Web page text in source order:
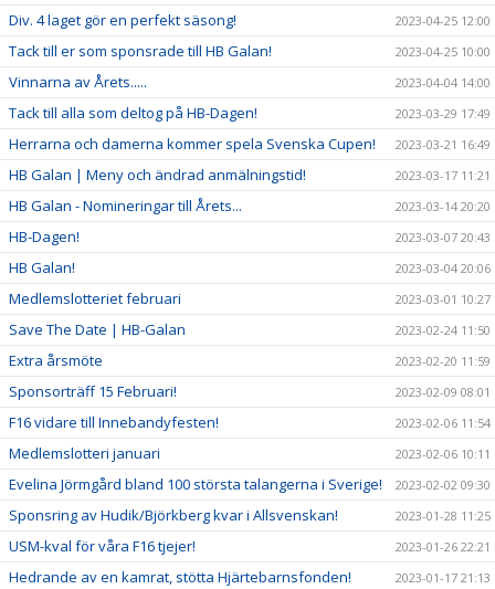
Div. 4 laget gör en perfekt säsong! 2023-04-25 12:00
Tack till er som sponsrade till HB Galan! 2023-04-25 10:00
Vinnarna av Årets..... 2023-04-04 14:00
Tack till alla som deltog på HB-Dagen! 2023-03-29 17:49
Herrarna och damerna kommer spela Svenska Cupen! 2023-03-21 16:49
HB Galan | Meny och ändrad anmälningstid! 2023-03-17 11:21
HB Galan - Nomineringar till Årets... 2023-03-14 20:20
HB-Dagen! 2023-03-07 20:43
HB Galan! 2023-03-04 20:06
Medlemslotteriet februari 2023-03-01 10:27
Save The Date | HB-Galan 2023-02-24 11:50
Extra årsmöte 2023-02-20 11:59
Sponsorträff 15 Februari! 2023-02-09 08:01
F16 vidare till Innebandyfesten! 2023-02-06 11:54
Medlemslotteri januari 2023-02-06 10:11
Evelina Jörmgård bland 100 största talangerna i Sverige! 2023-02-02 09:30
Sponsring av Hudik/Björkberg kvar i Allsvenskan! 2023-01-28 11:25
USM-kval för våra F16 tjejer! 2023-01-26 22:21
Hedrande av en kamrat, stötta Hjärtebarnsfonden! 2023-01-17 21:13